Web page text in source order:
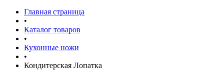
Главная страница
•
Каталог товаров
•
Кухонные ножи
•
Кондитерская Лопатка